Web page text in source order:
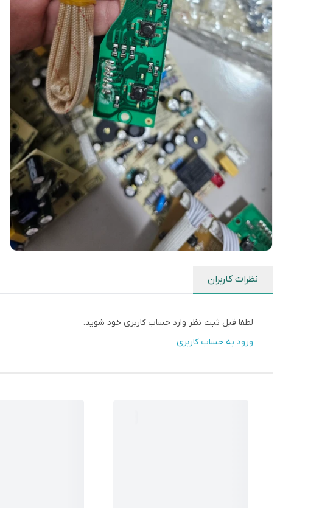
نظرات کاربران
لطفا قبل ثبت نظر وارد حساب کاربری خود شوید.
ورود به حساب کاربری